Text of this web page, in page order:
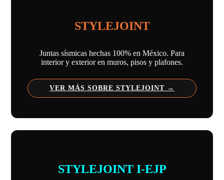
STYLEJOINT
Juntas sísmicas hechas 100% en México. Para
interior y exterior en muros, pisos y plafones.
VER MÁS SOBRE STYLEJOINT
STYLEJOINT I-EJP